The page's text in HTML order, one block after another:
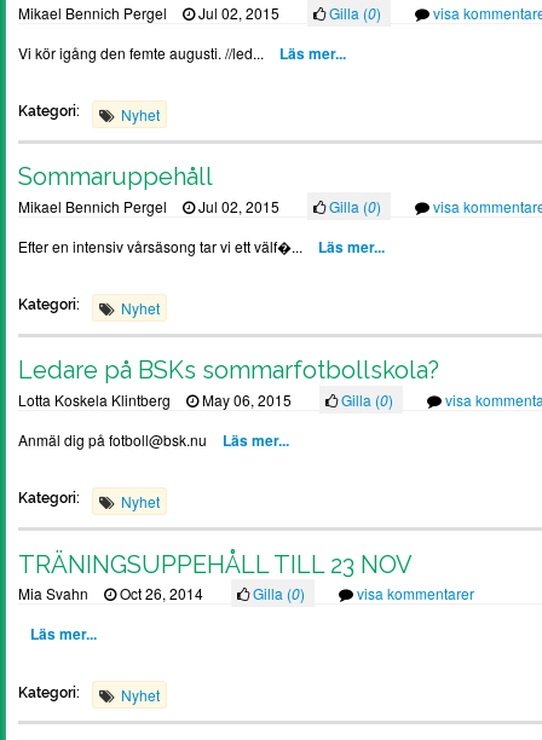
Mikael Bennich Pergel Jul 02, 2015 Gilla (0)
visa
Vi kör igång den femte augusti. //led...
Läs mer...
Kategori: Nyhet
Sommaruppehåll
Mikael Bennich Pergel Jul 02, 2015 Gilla (0)
visa
Efter en intensiv vårsäsong tar vi ett välf�...
Läs mer...
Kategori: Nyhet
Ledare på BSKs sommarfotbollskola?
Lotta Koskela Klintberg May 06, 2015 Gilla (0)
visa
Anmäl dig på fotboll@bsk.nu
Läs mer...
Kategori: Nyhet
TRÄNINGSUPPEHÅLL TILL 23 NOV
Mia Svahn Oct 26, 2014 Gilla (0) visa kommentarer
Läs mer...
Kategori: Nyhet